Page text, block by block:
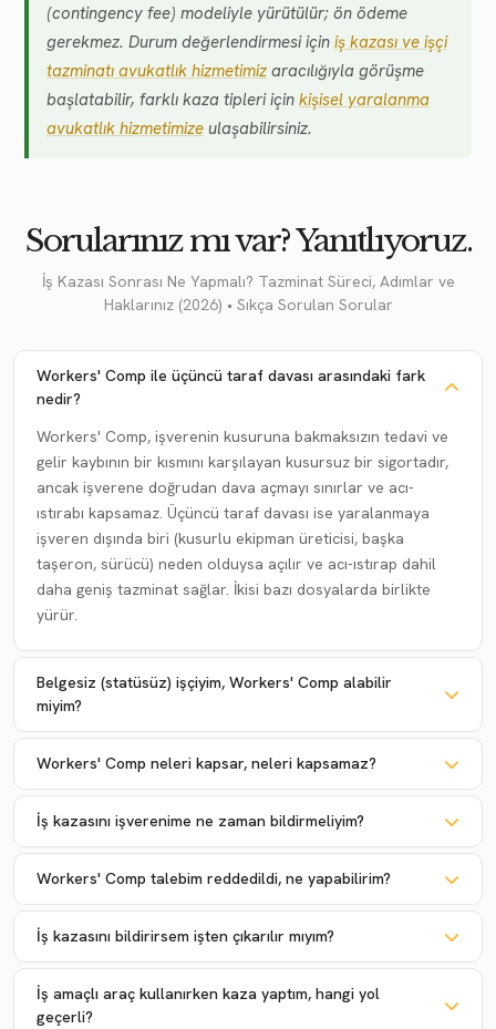
(contingency fee) modeliyle yürütülür; ön ödeme
gerekmez. Durum değerlendirmesi için iş kazası ve işçi
tazminatı avukatlık hizmetimiz aracılığıyla görüşme
başlatabilir, farklı kaza tipleri için kişisel yaralanma
avukatlık hizmetimize ulaşabilirsiniz.
Sorularınız mı var? Yanıtlıyoruz.
İş Kazası Sonrası Ne Yapmalı? Tazminat Süreci, Adımlar ve
Haklarınız (2026) • Sıkça Sorulan Sorular
Workers' Comp ile üçüncü taraf davası arasındaki fark
nedir?
Workers' Comp, işverenin kusuruna bakmaksızın tedavi ve
gelir kaybının bir kısmını karşılayan kusursuz bir sigortadır,
ancak işverene doğrudan dava açmayı sınırlar ve acı-
ıstırabı kapsamaz. Üçüncü taraf davası ise yaralanmaya
işveren dışında biri (kusurlu ekipman üreticisi, başka
taşeron, sürücü) neden olduysa açılır ve acı-ıstırap dahil
daha geniş tazminat sağlar. İkisi bazı dosyalarda birlikte
yürür.
Belgesiz (statüsüz) işçiyim, Workers' Comp alabilir
miyim?
Workers' Comp neleri kapsar, neleri kapsamaz?
İş kazasını işverenime ne zaman bildirmeliyim?
Workers' Comp talebim reddedildi, ne yapabilirim?
İş kazasını bildirirsem işten çıkarılır mıyım?
İş amaçlı araç kullanırken kaza yaptım, hangi yol
geçerli?